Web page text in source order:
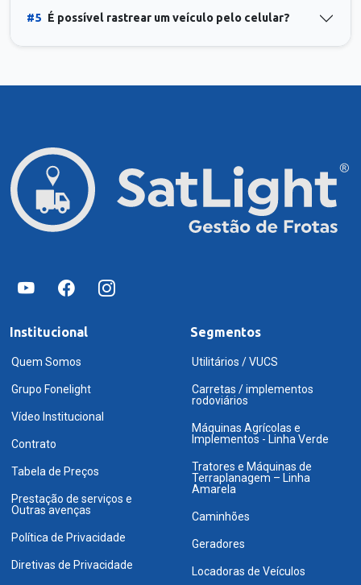
#5 É possível rastrear um veículo pelo celular?
Institucional
Quem Somos
Grupo Fonelight
Vídeo Institucional
Contrato
Tabela de Preços
Prestação de serviços e
Outras avenças
Política de Privacidade
Diretivas de Privacidade
Segmentos
Utilitários / VUCS
Carretas / implementos
rodoviários
Máquinas Agrícolas e
Implementos - Linha Verde
Tratores e Máquinas de
Terraplanagem – Linha
Amarela
Caminhões
Geradores
Locadoras de Veículos